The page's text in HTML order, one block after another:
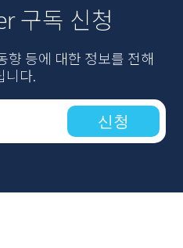
구독 신청
향 등에 대한 정보를 전해
니다.
신청